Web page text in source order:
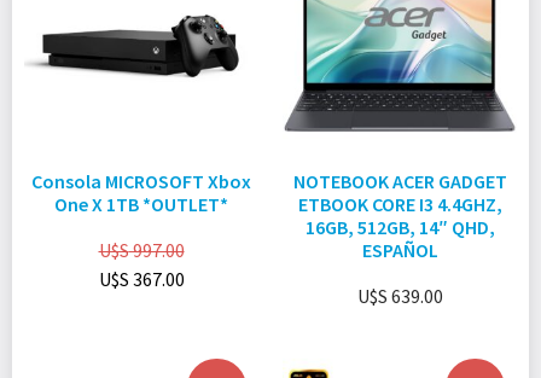
Consola MICROSOFT Xbox
One X 1TB *OUTLET*
U$S997.00
U$S 367.00
NOTEBOOK ACER GADGET
ETBOOK CORE I3 4.4GHZ,
16GB, 512GB, 14″ QHD,
ESPAÑOL
U$S 639.00